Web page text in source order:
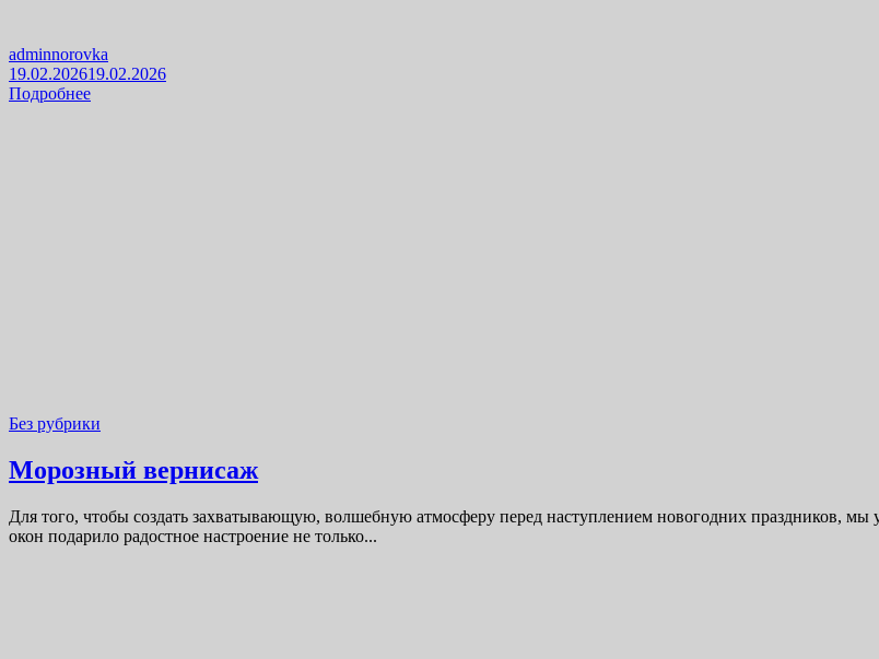
adminnorovka
19.02.202619.02.2026
Подробнее
Без рубрики
Морозный вернисаж
Для того, чтобы создать захватывающую, волшебную атмосферу перед наступлением новогодних праздников,
окон подарило радостное настроение не только...